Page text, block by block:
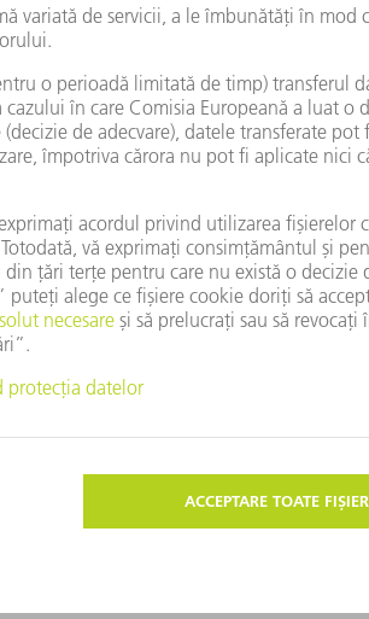
TruTool TSC 200
Conceput pentru mașini laser cu
CĂTRE PRODUS